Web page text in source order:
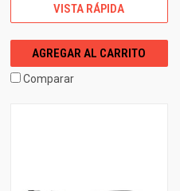
VISTA RÁPIDA
AGREGAR AL CARRITO
Comparar